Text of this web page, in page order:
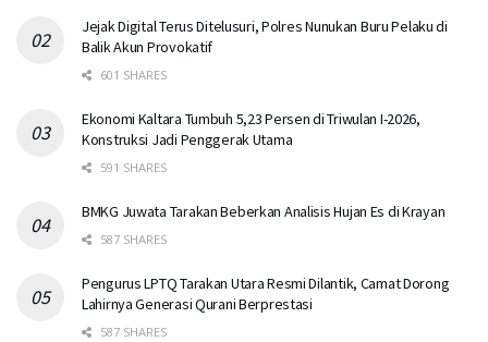
Jejak Digital Terus Ditelusuri, Polres Nunukan Buru Pelaku di
Balik Akun Provokatif
601 SHARES
Ekonomi Kaltara Tumbuh 5,23 Persen di Triwulan I-2026,
Konstruksi Jadi Penggerak Utama
591 SHARES
BMKG Juwata Tarakan Beberkan Analisis Hujan Es di Krayan
587 SHARES
Pengurus LPTQ Tarakan Utara Resmi Dilantik, Camat Dorong
Lahirnya Generasi Qurani Berprestasi
587 SHARES